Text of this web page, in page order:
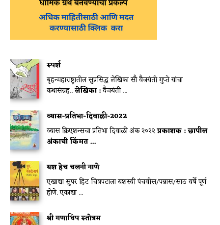
स्पर्श
बृहन्महाराष्ट्रातील सुप्रसिद्ध लेखिका सौ वैजयंती गुप्ते यांचा
कथासंग्रह..लेखिका :वैजयंती ...
व्यास-प्रतिभा-दिवाळी-2022
व्यास क्रिएशन्सचा प्रतिभा दिवाळी अंक २०२२प्रकाशक :छापील
अंकाची किंमत ...
यश हेच चलनी नाणे
एखाद्या सुपर हिट चित्रपटाला यशस्वी पंचवीस/पन्नास/साठ वर्षे पूर्ण
होणे. एकाद्या ...
श्री गणाधिप स्तोत्रम